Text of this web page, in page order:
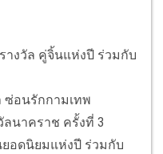
รางวัล คู่จิ้นแห่งปี ร่วมกับ
ซ่อนรักกามเทพ
ลนาคราช ครั้งที่ 3
ยอดนิยมแห่งปี ร่วมกับ